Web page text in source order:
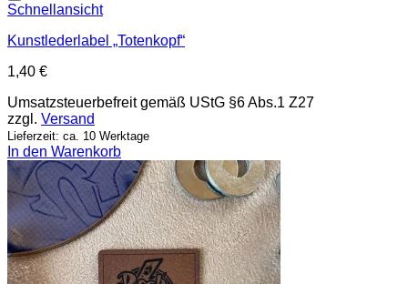
Schnellansicht
Kunstlederlabel „Totenkopf“
1,40 €
Umsatzsteuerbefreit gemäß UStG §6 Abs.1 Z27
zzgl. Versand
Lieferzeit: ca. 10 Werktage
In den Warenkorb